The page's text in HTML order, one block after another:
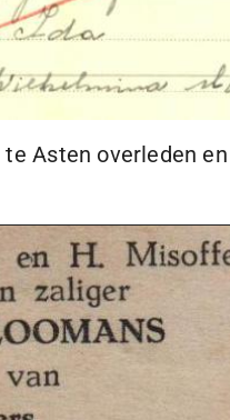
te Asten overleden